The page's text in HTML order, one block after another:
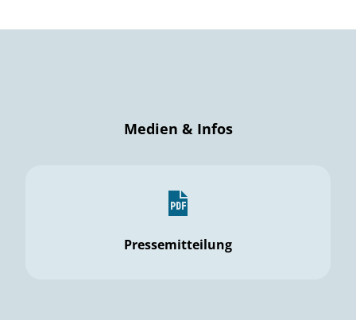
Medien & Infos
Pressemitteilung